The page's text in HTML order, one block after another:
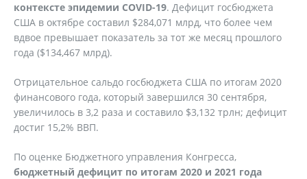
контексте эпидемии COVID-19. Дефицит госбюджета
США в октябре составил $284,071 млрд, что более чем
вдвое превышает показатель за тот же месяц прошлого
года ($134,467 млрд).
Отрицательное сальдо госбюджета США по итогам 2020
финансового года, который завершился 30 сентября,
увеличилось в 3,2 раза и составило $3,132 трлн; дефицит
достиг 15,2% ВВП.
По оценке Бюджетного управления Конгресса,
бюджетный дефицит по итогам 2020 и 2021 года